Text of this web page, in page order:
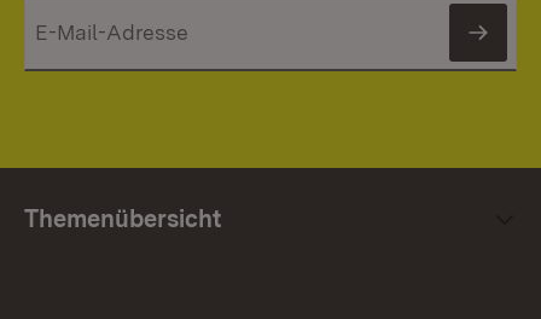
Themenübersicht